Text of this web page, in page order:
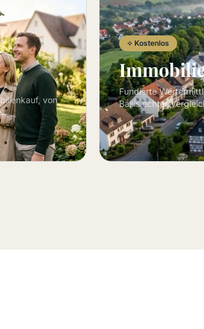
von
Kostenlos
Fundierte
Basis echter